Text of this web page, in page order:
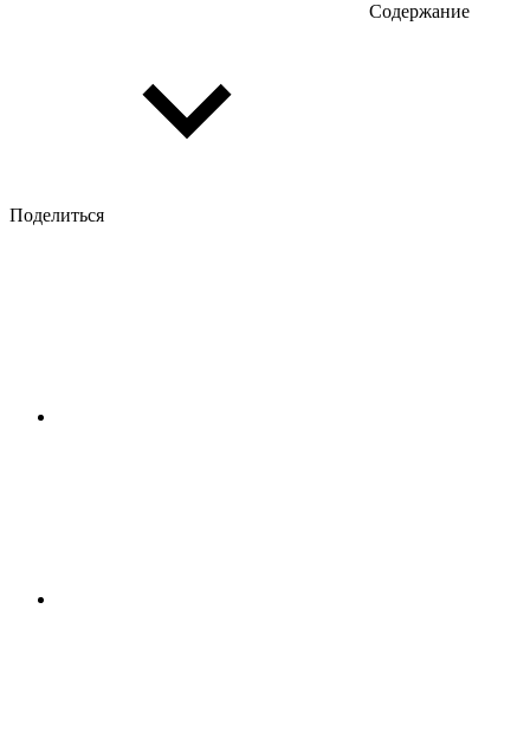
Содержание
Поделиться